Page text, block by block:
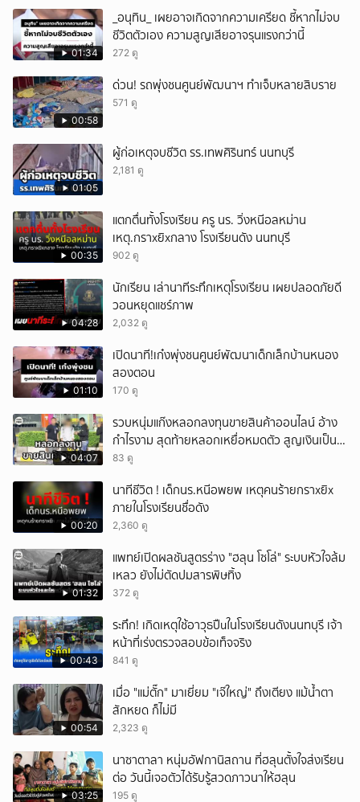
01:34
_อนุทิน_ เผยอาจเกิดจากความเครียด ชี้หากไม่จบ
ชีวิตตัวเอง ความสูญเสียอาจรุนแรงกว่านี้
272 ดู
00:58
ด่วน! รถพุ่งชนศูนย์พัฒนาฯ ทำเจ็บหลายสิบราย
571 ดู
01:05
ผู้ก่อเหตุจบชีวิต รร.เทพศิรินทร์ นนทบุรี
2,181 ดู
00:35
แตกตื่นทั้งโรงเรียน ครู นร. วิ่งหนีอลหม่าน
เหตุ.กราxยิxกลาง โรงเรียนดัง นนทบุรี
902 ดู
04:28
นักเรียน เล่านาทีระทึกเหตุโรงเรียน เผยปลอดภัยดี
วอนหยุดแชร์ภาพ
2,032 ดู
01:10
เปิดนาที!เก๋งพุ่งชนศูนย์พัฒนาเด็กเล็กบ้านหนอง
สองตอน
170 ดู
04:07
รวบหนุ่มแก๊งหลอกลงทุนขายสินค้าออนไลน์ อ้าง
กำไรงาม สุดท้ายหลอกเหยื่อหมดตัว สูญเงินเป็น
แสนบาท ยังให้การปฏิเสธ
83 ดู
00:20
นาทีชีวิต ! เด็กนร.หนีอพยพ เหตุคนร้ายกราxยิx
ภายในโรงเรียนชื่อดัง
2,360 ดู
01:32
แพทย์เปิดผลชันสูตรร่าง "ฮลุน โซโล่" ระบบหัวใจล้ม
เหลว ยังไม่ตัดปมสารพิษทิ้ง
372 ดู
00:43
ระทึก! เกิดเหตุใช้อาวุธปืuในโรงเรียนดังนนทบุรี เจ้า
หน้าที่เร่งตรวจสอบข้อเท็จจริง
841 ดู
00:54
เมื่อ "แม่ตั๊ก" มาเยี่ยม "เจ๊ใหญ่" ถึงเตียง แม้น้ำตา
สักหยด ก็ไม่มี
2,323 ดู
03:25
นาซาตาลา หนุ่มอัฟกานิสถาน ที่ฮลุนตั้งใจส่งเรียน
ต่อ วันนี้เจอตัวได้รับรู้สวดภาวนาให้ฮลุน
195 ดู